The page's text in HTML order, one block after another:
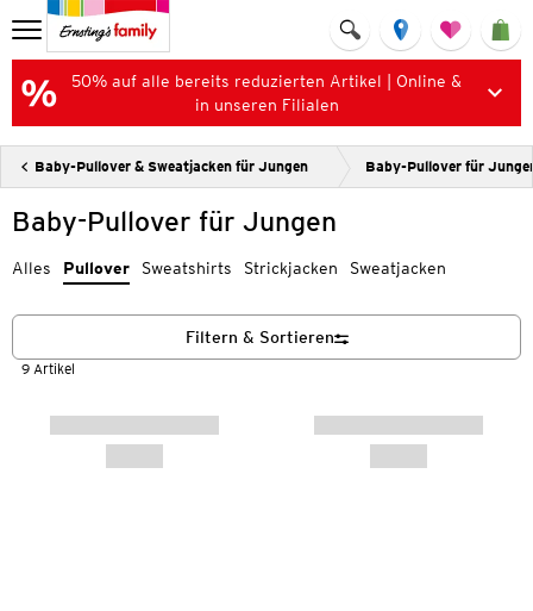
50% auf alle bereits reduzierten Artikel | Online &
in unseren Filialen
Baby-Pullover & Sweatjacken für Jungen Baby-Pullover für
Baby-Pullover für Jungen
Alles Pullover Sweatshirts Strickjacken Sweatjacken
9 Artikel
Filtern & Sortieren